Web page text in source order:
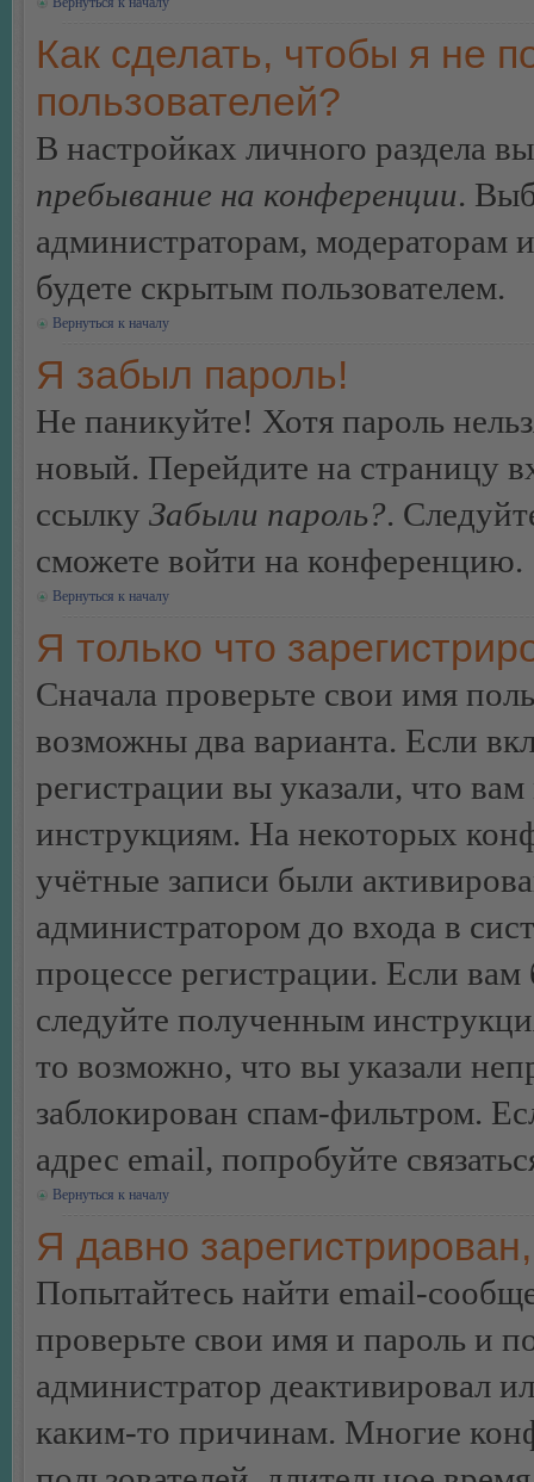
Как сделать, чтобы я не
пользователей?
В настройках личного раздела
пребывание на конференции.
администраторам, модераторам
будете скрытым пользователем.
Вернуться к началу
Я забыл пароль!
Не паникуйте! Хотя пароль
новый. Перейдите на страницу
ссылку Забыли пароль?.
сможете войти на конференцию.
Вернуться к началу
Я только что
Сначала проверьте свои имя
возможны два варианта. Если
регистрации вы указали, что
инструкциям. На некоторых
учётные записи были
администратором до входа в
процессе регистрации. Если
следуйте полученным
то возможно, что вы указали
заблокирован спам-фильтром.
адрес email, попробуйте
Вернуться к началу
Я давно
Попытайтесь найти email-
проверьте свои имя и пароль и
администратор деактивировал
каким-то причинам. Многие